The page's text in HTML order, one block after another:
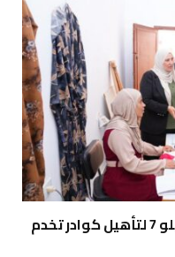
تطوير مركز التدريب المهني بالكيلو 7 لتأهيل كوادر تخدم